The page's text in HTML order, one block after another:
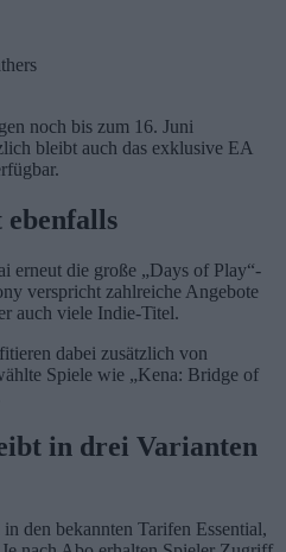
noch bis zum 16. Juni
bleibt auch das exklusive EA
ebenfalls
erneut die große „Days of Play“-
verspricht zahlreiche Angebote
auch viele Indie-Titel.
dabei zusätzlich von
Spiele wie „Kena: Bridge of
in drei Varianten
den bekannten Tarifen Essential,